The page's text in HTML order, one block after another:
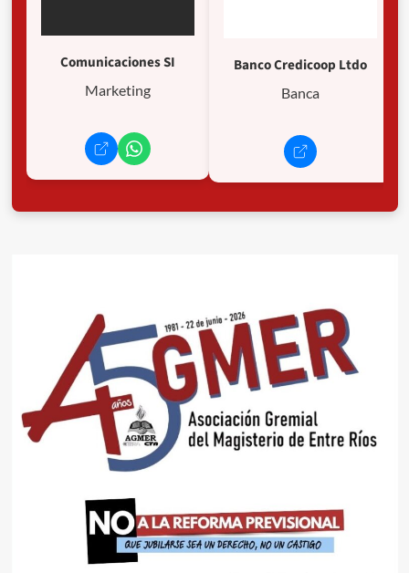
Comunicaciones SI
Marketing
Banco Credicoop Ltdo
Banca